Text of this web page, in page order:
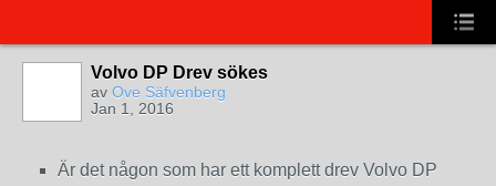
Volvo DP Drev sökes
av Ove Säfvenberg
Jan 1, 2016
Är det någon som har ett komplett drev Volvo DP